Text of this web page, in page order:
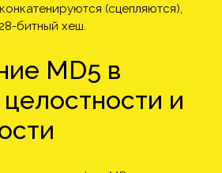
(сцепляются),
битный хеш.
MD5 в
и